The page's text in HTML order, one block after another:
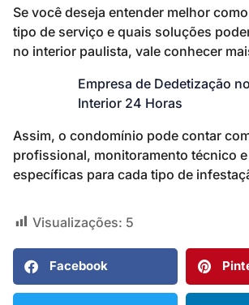
Se você deseja entender melhor
tipo de serviço e quais soluções
no interior paulista, vale conhecer
Empresa de Dedetização no
Interior 24 Horas
Assim, o condomínio pode contar
profissional, monitoramento técnico
específicas para cada tipo de
Visualizações: 5
Facebook